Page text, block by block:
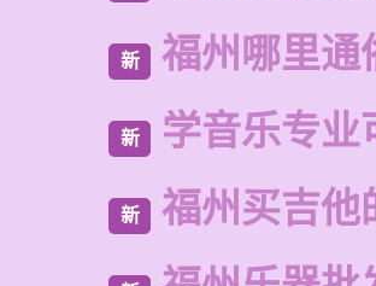
新 福州哪里通
新 学音乐专业
新 福州买吉他